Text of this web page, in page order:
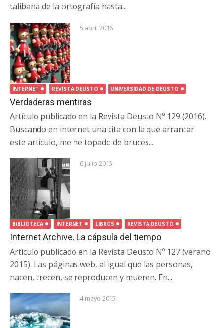
talibana de la ortografía hasta...
5 abril 2016
INTERNET REVISTA DEUSTO UNIVERSIDAD DE DEUSTO
Verdaderas mentiras
Artículo publicado en la Revista Deusto Nº 129 (2016).
Buscando en internet una cita con la que arrancar
este artículo, me he topado de bruces...
6 julio 2015
BIBLIOTECA INTERNET LIBROS REVISTA DEUSTO
Internet Archive. La cápsula del tiempo
Artículo publicado en la Revista Deusto Nº 127 (verano
2015). Las páginas web, al igual que las personas,
nacen, crecen, se reproducen y mueren. En...
4 mayo 2015